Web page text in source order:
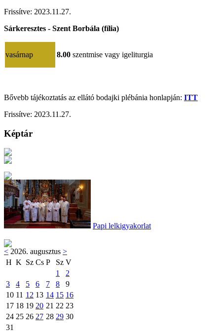
Frissítve: 2023.11.27.
Sárkeresztes - Szent Borbála (fília)
vasárnap 8.00 szentmise vagy igeliturgia
Bővebb tájékoztatás az ellátó bodajki plébánia honlapján: ITT
Frissítve: 2023.11.27.
Képtár
Papi lelkigyakorlat
< 2026. augusztus >
H K Sz Cs P Sz V
1
2
3
4 5 6 7 8
9
10 11 12 13 14 15 16
17 18 19 20 21 22 23
24 25 26 27 28 29 30
31